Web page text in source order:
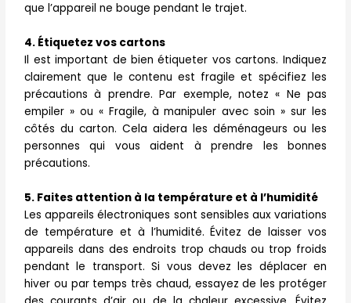
que l’appareil ne bouge pendant le trajet.
4. Étiquetez vos cartons
Il est important de bien étiqueter vos cartons. Indiquez
clairement que le contenu est fragile et spécifiez les
précautions à prendre. Par exemple, notez « Ne pas
empiler » ou « Fragile, à manipuler avec soin » sur les
côtés du carton. Cela aidera les déménageurs ou les
personnes qui vous aident à prendre les bonnes
précautions.
5. Faites attention à la température et à l’humidité
Les appareils électroniques sont sensibles aux variations
de température et à l’humidité. Évitez de laisser vos
appareils dans des endroits trop chauds ou trop froids
pendant le transport. Si vous devez les déplacer en
hiver ou par temps très chaud, essayez de les protéger